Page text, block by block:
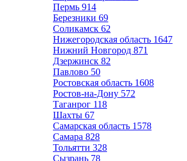
Пермь 914
Березники 69
Соликамск 62
Нижегородская область 1647
Нижний Новгород 871
Дзержинск 82
Павлово 50
Ростовская область 1608
Ростов-на-Дону 572
Таганрог 118
Шахты 67
Самарская область 1578
Самара 828
Тольятти 328
Сызрань 78